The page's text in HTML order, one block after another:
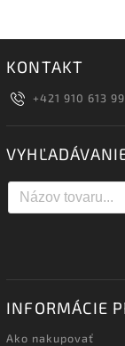
KONTAKT
+421 910 613
INFORMÁCIE
Ako nakupovať